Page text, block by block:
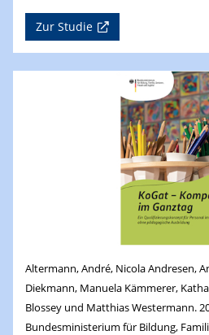
Zur Studie
Altermann, André, Nicola Andresen,
Diekmann, Manuela Kämmerer,
Blossey und Matthias Westermann.
Bundesministerium für Bildung,